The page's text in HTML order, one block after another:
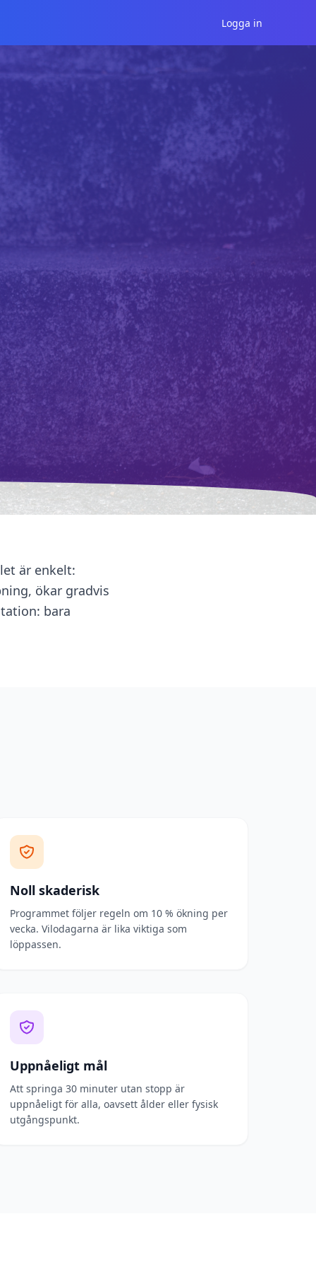
Logga in
är enkelt:
ökar gradvis
bara
Noll skaderisk
Programmet följer regeln om 10 % ökning per
vecka. Vilodagarna är lika viktiga som
löppassen.
Uppnåeligt mål
Att springa 30 minuter utan stopp är
uppnåeligt för alla, oavsett ålder eller fysisk
utgångspunkt.